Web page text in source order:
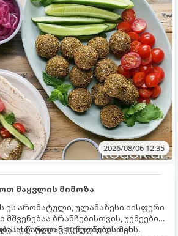
2026/08/06 12:35
მაყვლის მიმოზა
ეს არომატული, ულამაზესი იისფერი
ბრანჩებისთვის, უქმეების
წვეულებებისთვის.
სულ რაღაც 10 წუთში და მის